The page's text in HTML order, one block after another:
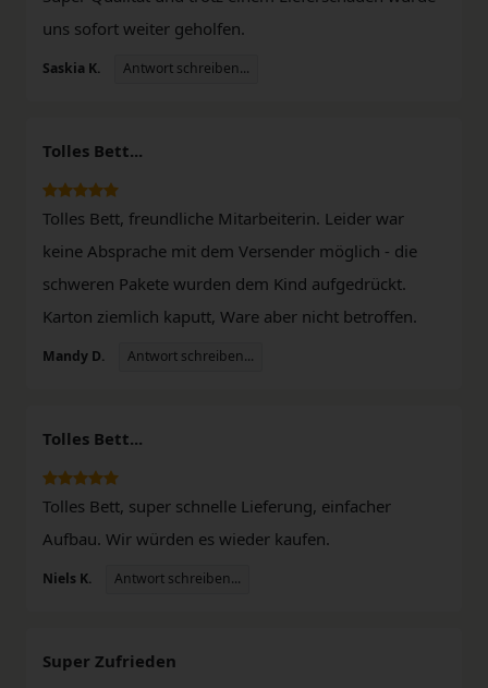
uns sofort weiter geholfen.
Saskia K. Antwort schreiben...
Tolles Bett...
Tolles Bett, freundliche Mitarbeiterin. Leider war
keine Absprache mit dem Versender möglich - die
schweren Pakete wurden dem Kind aufgedrückt.
Karton ziemlich kaputt, Ware aber nicht betroffen.
Mandy D. Antwort schreiben...
Tolles Bett...
Tolles Bett, super schnelle Lieferung, einfacher
Aufbau. Wir würden es wieder kaufen.
Niels K. Antwort schreiben...
Super Zufrieden